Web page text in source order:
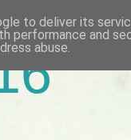
to deliver its
performance and
abuse.